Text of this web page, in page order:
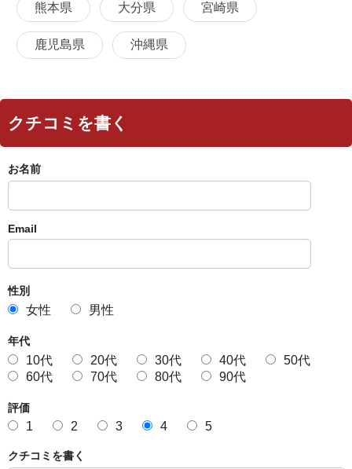
熊本県 大分県 宮崎県
鹿児島県 沖縄県
クチコミを書く
お名前
Email
性別
女性 男性
年代
10代 20代 30代 40代
50代
60代
70代 80代 90代
評価
1 2 3 4 5
クチコミを書く